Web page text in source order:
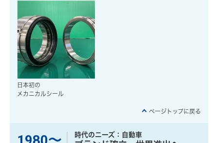
日本初の
メカニカルシール
ページトップに戻る
時代のニーズ：自動車